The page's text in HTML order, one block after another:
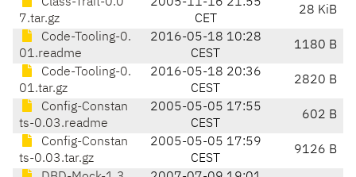
7.tar.gz
CET
28 KiB
Code-Tooling-0.
01.readme
2016-05-18 10:28
CEST
1180 B
Code-Tooling-0.
01.tar.gz
2016-05-18 20:36
CEST
2820 B
Config-Constan
ts-0.03.readme
2005-05-05 17:55
CEST
602 B
Config-Constan
ts-0.03.tar.gz
2005-05-05 17:59
CEST
9126 B